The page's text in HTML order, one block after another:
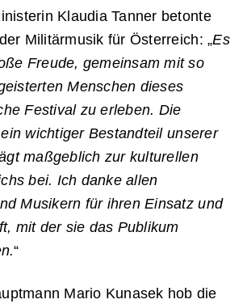
Klaudia Tanner betonte
Militärmusik für Österreich: „Es
Freude, gemeinsam mit so
Menschen dieses
Festival zu erleben. Die
wichtiger Bestandteil unserer
maßgeblich zur kulturellen
bei. Ich danke allen
Musikern für ihren Einsatz und
mit der sie das Publikum
“
Mario Kunasek hob die